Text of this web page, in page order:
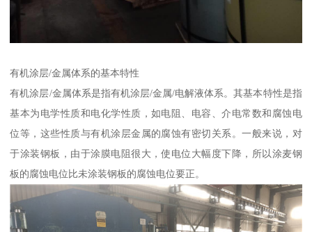
有机涂层/金属体系的基本特性
有机涂层/金属体系是指有机涂层/金属/电解液体系。其基本特性是指
基本为电学性质和电化学性质，如电阻、电容、介电常数和腐蚀电
位等，这些性质与有机涂层金属的腐蚀有密切关系。一般来说，对
于涂装钢板，由于涂膜电阻很大，使电位大幅度下降，所以涂麦钢
板的腐蚀电位比未涂装钢板的腐蚀电位要正。